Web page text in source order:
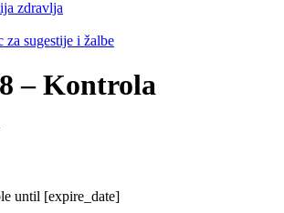
zdravlja
za sugestije i žalbe
– Kontrola
until [expire_date]